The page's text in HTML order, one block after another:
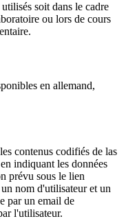
soit dans le cadre
ou lors de cours
en allemand,
contenus codifiés de las
indiquant les données
prévu sous le lien
nom d'utilisateur et un
par un email de
l'utilisateur.